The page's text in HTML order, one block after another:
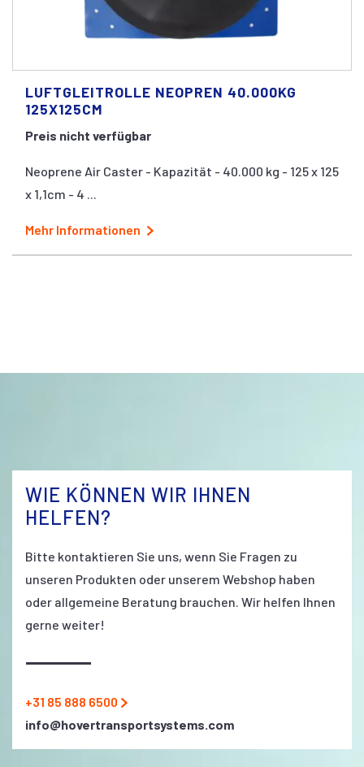
LUFTGLEITROLLE NEOPREN 40.000KG
125X125CM
Preis nicht verfügbar
Neoprene Air Caster - Kapazität - 40.000 kg - 125 x 125
x 1,1cm - 4 ...
Mehr Informationen
WIE KÖNNEN WIR IHNEN
HELFEN?
Bitte kontaktieren Sie uns, wenn Sie Fragen zu
unseren Produkten oder unserem Webshop haben
oder allgemeine Beratung brauchen. Wir helfen Ihnen
gerne weiter!
+31 85 888 6500
info@hovertransportsystems.com